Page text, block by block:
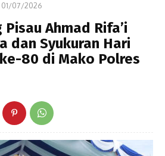
01/07/2026
Ahmad Rifa’i
dan Syukuran Hari
80 di Mako Polres